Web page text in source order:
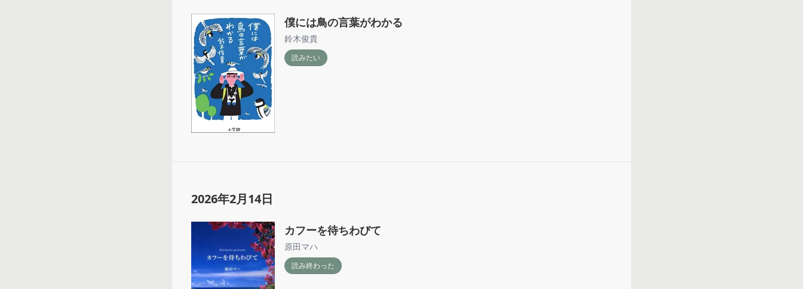
僕には鳥の言葉がわかる
鈴木俊貴
読みたい
2026年2月14日
カフーを待ちわびて
原田マハ
読み終わった